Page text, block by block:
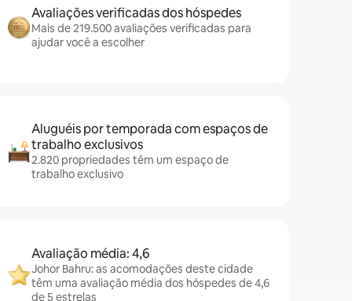
Avaliações verificadas dos hóspedes
Mais de 219.500 avaliações verificadas para
ajudar você a escolher
Aluguéis por temporada com espaços de
trabalho exclusivos
2.820 propriedades têm um espaço de
trabalho exclusivo
Avaliação média: 4,6
Johor Bahru: as acomodações deste cidade
têm uma avaliação média dos hóspedes de 4,6
de 5 estrelas